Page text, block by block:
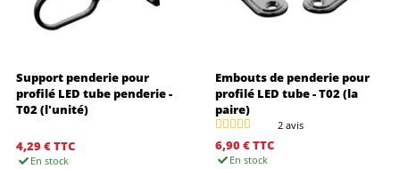
Support penderie pour
profilé LED tube penderie -
T02 (l'unité)
4,29 €TTC
En stock
Embouts de penderie pour
profilé LED tube - T02 (la
paire)
2 avis
6,90 €TTC
En stock